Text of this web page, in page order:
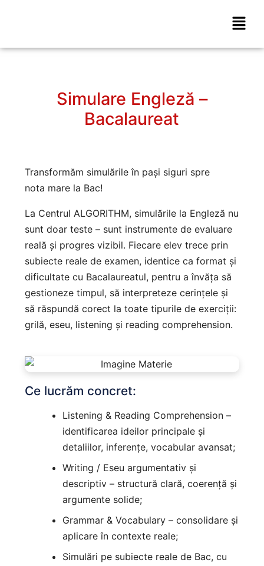
Simulare Engleză –
Bacalaureat
Transformăm simulările în pași siguri spre
nota mare la Bac!
La Centrul ALGORITHM, simulările la Engleză nu
sunt doar teste – sunt instrumente de evaluare
reală și progres vizibil. Fiecare elev trece prin
subiecte reale de examen, identice ca format și
dificultate cu Bacalaureatul, pentru a învăța să
gestioneze timpul, să interpreteze cerințele și
să răspundă corect la toate tipurile de exerciții:
grilă, eseu, listening și reading comprehension.
Ce lucrăm concret:
Listening & Reading Comprehension –
identificarea ideilor principale și
detaliilor, inferențe, vocabular avansat;
Writing / Eseu argumentativ și
descriptiv – structură clară, coerență și
argumente solide;
Grammar & Vocabulary – consolidare și
aplicare în contexte reale;
Simulări pe subiecte reale de Bac, cu